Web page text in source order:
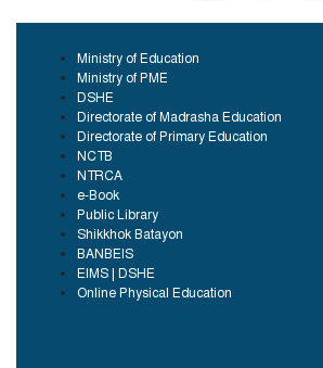
Ministry of Education
Ministry of PME
DSHE
Directorate of Madrasha Education
Directorate of Primary Education
NCTB
NTRCA
e-Book
Public Library
Shikkhok Batayon
BANBEIS
EIMS | DSHE
Online Physical Education